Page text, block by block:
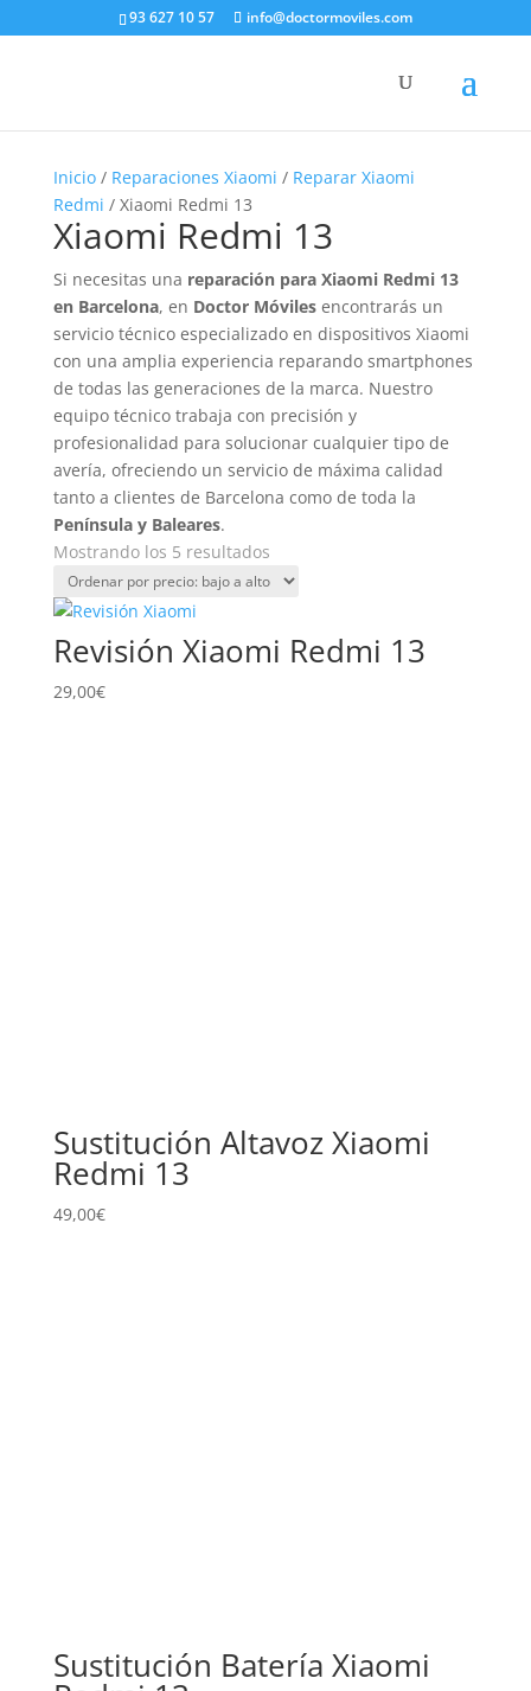
93 627 10 57 info@doctormoviles.com
Inicio/ Reparaciones Xiaomi / Reparar Xiaomi
Redmi / Xiaomi Redmi 13
Xiaomi Redmi 13
Si necesitas una reparación para Xiaomi Redmi 13
en Barcelona, en Doctor Móvilesencontrarás un
servicio técnico especializado en dispositivos Xiaomi
con una amplia experiencia reparando smartphones
de todas las generaciones de la marca. Nuestro
equipo técnico trabaja con precisión y
profesionalidad para solucionar cualquier tipo de
avería, ofreciendo un servicio de máxima calidad
tanto a clientes de Barcelona como de toda la
Península y Baleares.
Mostrando los 5 resultadosOrdenado
por
a
Revisión Xiaomi Redmi 13
29,00€
Sustitución Altavoz Xiaomi
Redmi 13
49,00€
Sustitución Batería Xiaomi